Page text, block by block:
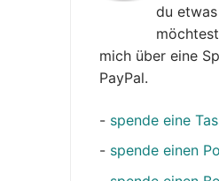
du
mich über eine
PayPal.
- spende eine
- spende einen